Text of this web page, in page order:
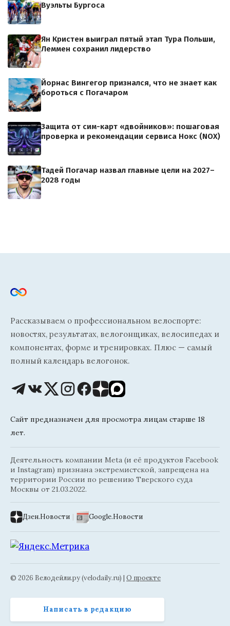
Вуэльты Бургоса
Ян Кристен выиграл пятый этап Тура Польши,
Леммен сохранил лидерство
Йорнас Вингегор признался, что не знает как
бороться с Погачаром
Защита от сим-карт «двойников»: пошаговая
проверка и рекомендации сервиса Нокс (NOX)
Тадей Погачар назвал главные цели на 2027–
2028 годы
Рассказываем о профессиональном велоспорте:
новостях, результатах, велогонщиках, велосипедах и
компонентах, форме и тренировках. Плюс — самый
полный календарь велогонок.
Сайт предназначен для просмотра лицам старше 18
лет.
Деятельность компании Meta (и её продуктов Facebook
и Instagram) признана экстремистской, запрещена на
территории России по решению Тверского суда
Москвы от 21.03.2022.
Дзен.Новости | Google.Новости
© 2026 Велодейли.ру (velodaily.ru) | О проекте
Написать в редакцию